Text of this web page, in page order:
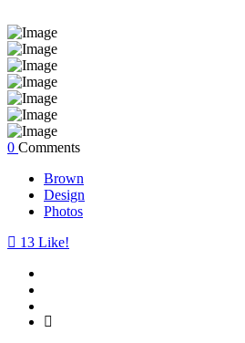
0 Comments
Brown
Design
Photos
13 Like!